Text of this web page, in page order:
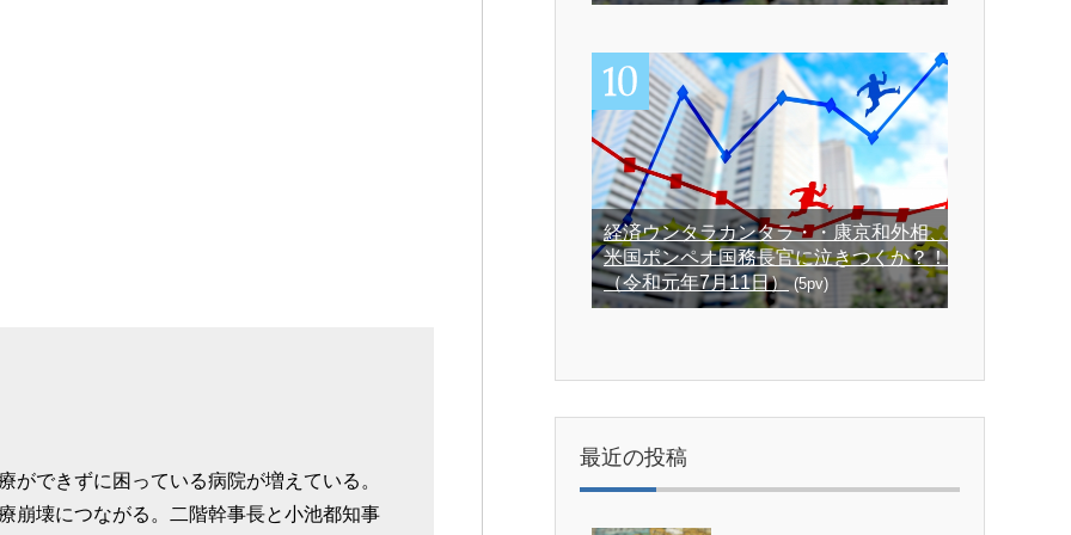
できずに困っている病院が増えている。
崩壊につながる。二階幹事長と小池都知事
経済ウンタラカンタラ・・康京和外相、
米国ポンペオ国務長官に泣きつくか？！
（令和元年7月11日）(5pv)
最近の投稿